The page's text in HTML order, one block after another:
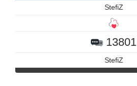
StefiZ
13801
StefiZ